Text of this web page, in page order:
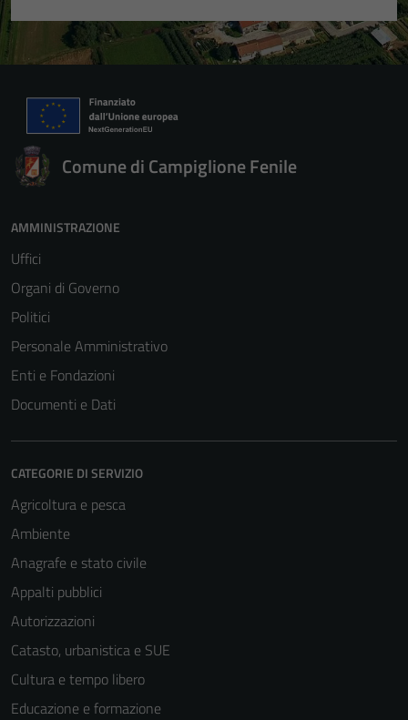
Comune di Campiglione Fenile
AMMINISTRAZIONE
Uffici
Organi di Governo
Politici
Personale Amministrativo
Enti e Fondazioni
Documenti e Dati
CATEGORIE DI SERVIZIO
Agricoltura e pesca
Ambiente
Anagrafe e stato civile
Appalti pubblici
Autorizzazioni
Catasto, urbanistica e SUE
Cultura e tempo libero
Educazione e formazione